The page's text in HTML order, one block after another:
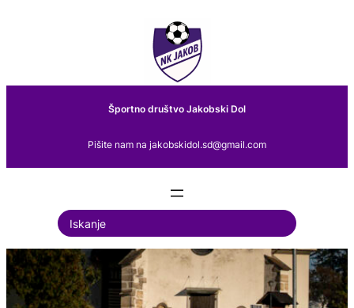
Športno društvo Jakobski Dol
Pišite nam na jakobskidol.sd@gmail.com
S
e
a
r